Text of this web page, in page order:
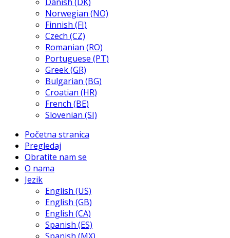
Norwegian (NO)
Finnish (FI)
Czech (CZ)
Romanian (RO)
Portuguese (PT)
Greek (GR)
Bulgarian (BG)
Croatian (HR)
French (BE)
Slovenian (SI)
Početna stranica
Pregledaj
Obratite nam se
O nama
Jezik
English (US)
English (GB)
English (CA)
Spanish (ES)